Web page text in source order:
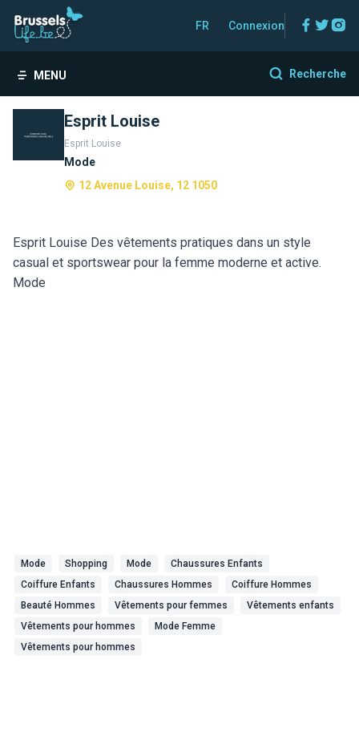
FR Connexion
MENU Recherche
Esprit Louise
Esprit Louise
Mode
12 Avenue Louise, 12 1050
Esprit Louise Des vêtements pratiques dans un style
casual et sportswear pour la femme moderne et active.
Mode
Mode Shopping Mode
Chaussures Enfants
Coiffure Enfants
Chaussures Hommes
Coiffure Hommes
Beauté Hommes
Vêtements pour femmes
Vêtements enfants
Vêtements pour hommes
Mode Femme
Vêtements pour hommes